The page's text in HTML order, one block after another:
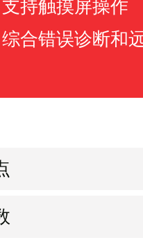
支持触摸屏操作
综合错误诊断和